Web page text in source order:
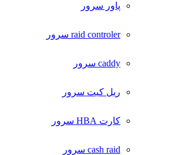
پاور سرور
raid controler سرور
caddy سرور
ریل کیت سرور
کارت HBA سرور
cash raid سرور